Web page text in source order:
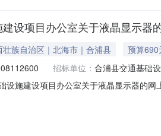
设项目办公室关于液晶显示器
壮族自治区｜北海市｜合浦县
预算690
招标单位： 合浦县交通基础
设施建设项目办公室关于液晶显示器的
号信息采购计划金额1HPZC2026-W1-